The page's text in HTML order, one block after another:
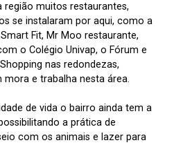
muitos restaurantes,
se instalaram por aqui, como a
Fit, Mr Moo restaurante,
o Colégio Univap, o Fórum e
nas redondezas,
e trabalha nesta área.
de vida o bairro ainda tem a
a prática de
com os animais e lazer para